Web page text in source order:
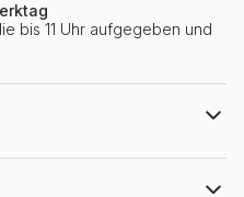
bis 11 Uhr aufgegeben und
: 68 x 92 cm